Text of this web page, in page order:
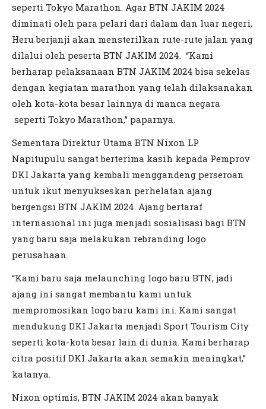
seperti Tokyo Marathon. Agar BTN JAKIM 2024
diminati oleh para pelari dari dalam dan luar negeri,
Heru berjanji akan mensterilkan rute-rute jalan yang
dilalui oleh peserta BTN JAKIM 2024. “Kami
berharap pelaksanaan BTN JAKIM 2024 bisa sekelas
dengan kegiatan marathon yang telah dilaksanakan
oleh kota-kota besar lainnya di manca negara
seperti Tokyo Marathon,” paparnya.
Sementara Direktur Utama BTN Nixon LP
Napitupulu sangat berterima kasih kepada Pemprov
DKI Jakarta yang kembali menggandeng perseroan
untuk ikut menyukseskan perhelatan ajang
bergengsi BTN JAKIM 2024. Ajang bertaraf
internasional ini juga menjadi sosialisasi bagi BTN
yang baru saja melakukan rebranding logo
perusahaan.
“Kami baru saja melaunching logo baru BTN, jadi
ajang ini sangat membantu kami untuk
mempromosikan logo baru kami ini. Kami sangat
mendukung DKI Jakarta menjadi Sport Tourism City
seperti kota-kota besar lain di dunia. Kami berharap
citra positif DKI Jakarta akan semakin meningkat,”
katanya.
Nixon optimis, BTN JAKIM 2024 akan banyak